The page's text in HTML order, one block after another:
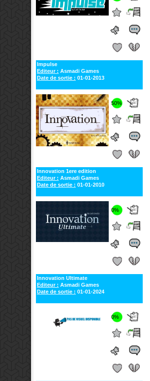
Impulse
Editeur : Asmadi Games
Date de sortie : 01-01-2013
50%
Innovation 1ere edition
Editeur : Asmadi Games
Date de sortie : 01-01-2010
0%
Innovation Ultimate
Editeur : Asmadi Games
Date de sortie : 01-01-2024
0%